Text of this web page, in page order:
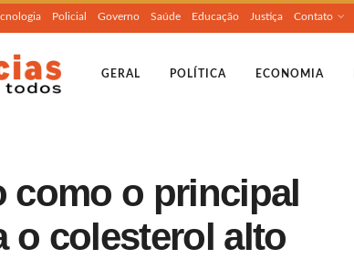
Policial Governo Saúde Educação Justiça Contato
GERAL POLÍTICA ECONOMIA
como o principal
o colesterol alto